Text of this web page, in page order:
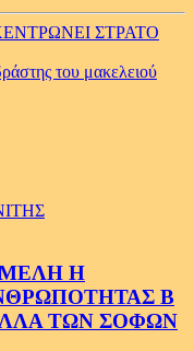
ΣΤΡΑΤΟ
του μακελειού
Η
Β
ΤΩΝ ΣΟΦΩΝ